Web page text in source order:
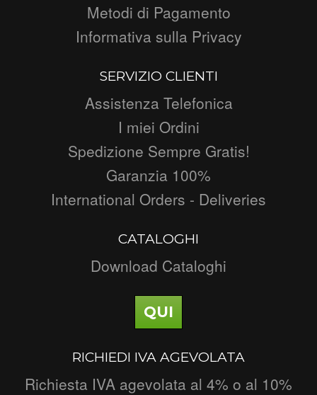
Metodi di Pagamento
Informativa sulla Privacy
SERVIZIO CLIENTI
Assistenza Telefonica
I miei Ordini
Spedizione Sempre Gratis!
Garanzia 100%
International Orders - Deliveries
CATALOGHI
Download Cataloghi
QUI
RICHIEDI IVA AGEVOLATA
Richiesta IVA agevolata al 4% o al 10%